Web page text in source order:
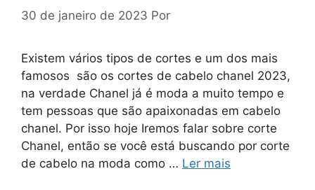
30 de janeiro de 2023 Por
Existem vários tipos de cortes e um dos mais
famosos são os cortes de cabelo chanel 2023,
na verdade Chanel já é moda a muito tempo e
tem pessoas que são apaixonadas em cabelo
chanel. Por isso hoje Iremos falar sobre corte
Chanel, então se você está buscando por corte
de cabelo na moda como … Ler mais